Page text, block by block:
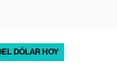
DÓLAR HOY